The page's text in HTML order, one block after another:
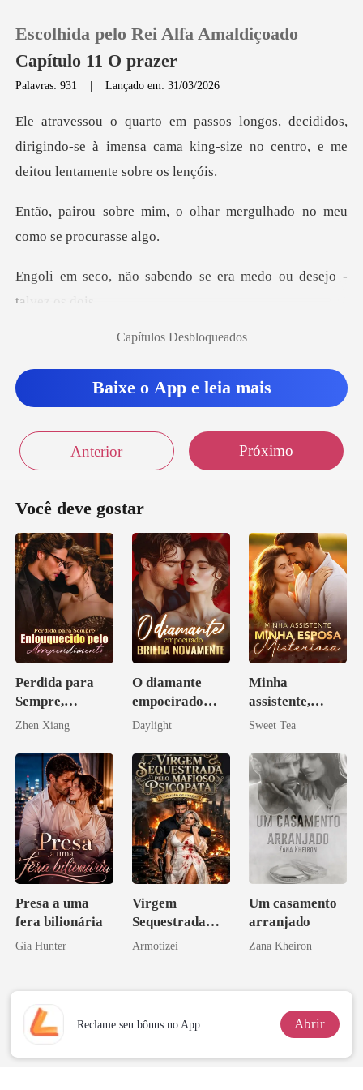
0
Loja
Histórico
Escolhida pelo Rei Alfa Amaldiçoado
Capítulo 11 O prazer
Palavras: 931 |Lançado em: 31/03/2026
idos,
dirigindo-se à imensa cama king-size no c
o olhar mergulhado no meu
bendo se era medo ou d
esse olhar que e
Capítulos Desbloqueados
Baixe o App e leia mais
Anterior Próximo
Você deve gostar
Perdida para
Sempre,
Enlouquecido
Arrependiment
Zhen Xiang
O diamante
empoeirado
brilha
Daylight
Minha
assistente,
minha esposa
Sweet Tea
Presa a uma
fera bilionária
Gia Hunter
Virgem
Sequestrada
pelo Mafioso
DE SANGUE
Armotizei
Um casamento
arranjado
Zana Kheiron
Reclame seu bônus no App Abrir